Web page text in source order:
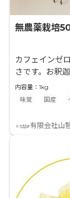
無農薬栽培
カフェインゼ
さです。お釈
行事が行われ
内容量：1kg
味覚
国産
有限会社山